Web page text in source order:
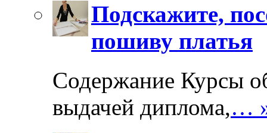
Подскажите,
пошиву платья
Содержание Курсы
выдачей диплома,…